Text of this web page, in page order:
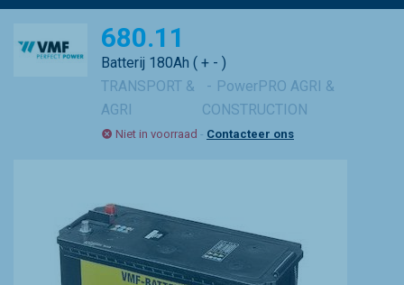
680.11
Batterij 180Ah ( + - )
TRANSPORT &
AGRI
PowerPRO AGRI &
CONSTRUCTION
Niet in voorraad - Contacteer ons